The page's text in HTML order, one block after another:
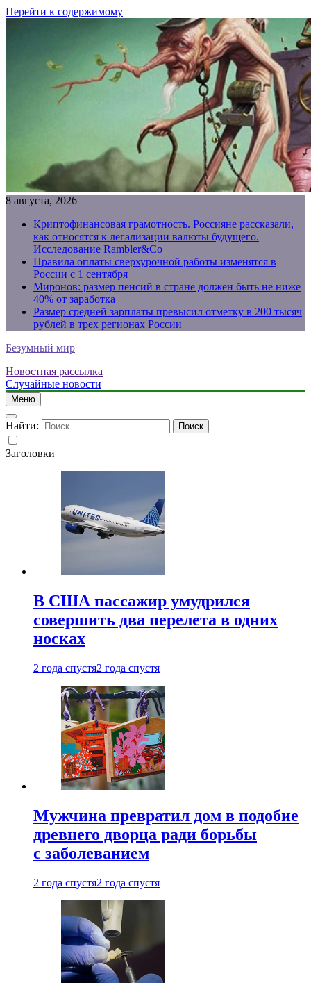
Перейти к содержимому
8 августа, 2026
Криптофинансовая грамотность. Россияне рассказали,
как относятся к легализации валюты будущего.
Исследование Rambler&Co
Правила оплаты сверхурочной работы изменятся в
России с 1 сентября
Миронов: размер пенсий в стране должен быть не ниже
40% от заработка
Размер средней зарплаты превысил отметку в 200 тысяч
рублей в трех регионах России
Безумный мир
Новостная рассылка
Случайные новости
Меню
Найти:
Заголовки
В США пассажир умудрился
совершить два перелета в одних
носках
2 года спустя2 года спустя
Мужчина превратил дом в подобие
древнего дворца ради борьбы
с заболеванием
2 года спустя2 года спустя